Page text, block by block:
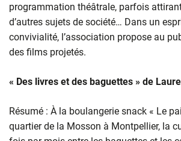
programmation théâtrale, parfois
d’autres sujets de société… Dans un
convivialité, l’association propose au
des films projetés.
« Des livres et des baguettes » de
Résumé : À la boulangerie snack « Le
quartier de la Mosson à Montpellier, la